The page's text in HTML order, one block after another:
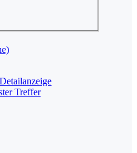
Treffer